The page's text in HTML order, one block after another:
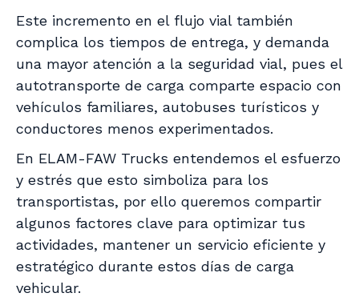
Este incremento en el flujo vial también
complica los tiempos de entrega, y demanda
una mayor atención a la seguridad vial, pues el
autotransporte de carga comparte espacio con
vehículos familiares, autobuses turísticos y
conductores menos experimentados.
En ELAM-FAW Trucks entendemos el esfuerzo
y estrés que esto simboliza para los
transportistas, por ello queremos compartir
algunos factores clave para optimizar tus
actividades, mantener un servicio eficiente y
estratégico durante estos días de carga
vehicular.